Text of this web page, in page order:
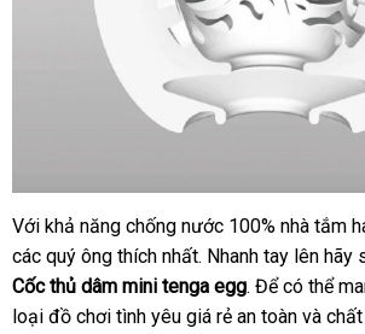
Tenga
Egg
CLOUDY
Với khả năng chống nước 100% nhà tắm
đổi
trả
các quý ông thích nhấtcung
cấp
. Nhanh tay lên hãy
Cốc thủ dâm mini tenga eggshowroom
. Đểđánh
giá
có thể
loại đồ chơi tình yêu giá rẻ an toàn tiết
và